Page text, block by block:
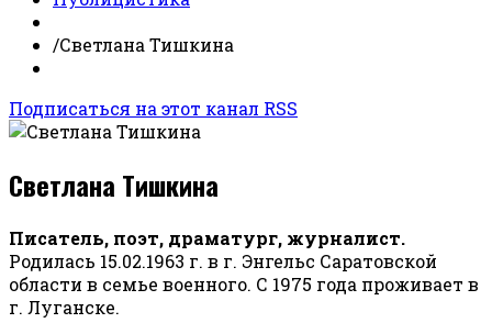
/Светлана Тишкина
Подписаться на этот канал RSS
Светлана Тишкина
Писатель, поэт, драматург, журналист.
Родилась 15.02.1963 г. в г. Энгельс Саратовской
области в семье военного. С 1975 года проживает в
г. Луганске.